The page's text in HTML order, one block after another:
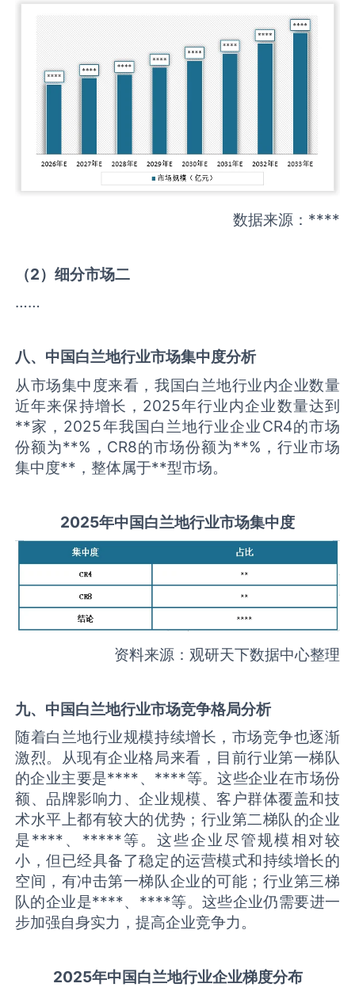
数据来源：****
（2）细分市场二
……
八、中国白兰地行业市场集中度分析
从市场集中度来看，我国白兰地行业内企业数量
近年来保持增长，2025年行业内企业数量达到
**家，2025年我国白兰地行业企业CR4的市场
份额为**%，CR8的市场份额为**%，行业市场
集中度**，整体属于**型市场。
2025年中国白兰地行业市场集中度
资料来源：观研天下数据中心整理
九、中国白兰地行业市场竞争格局分析
随着白兰地行业规模持续增长，市场竞争也逐渐
激烈。从现有企业格局来看，目前行业第一梯队
的企业主要是****、****等。这些企业在市场份
额、品牌影响力、企业规模、客户群体覆盖和技
术水平上都有较大的优势；行业第二梯队的企业
是****、*****等。这些企业尽管规模相对较
小，但已经具备了稳定的运营模式和持续增长的
空间，有冲击第一梯队企业的可能；行业第三梯
队的企业是****、****等。这些企业仍需要进一
步加强自身实力，提高企业竞争力。
2025年中国白兰地行业企业梯度分布